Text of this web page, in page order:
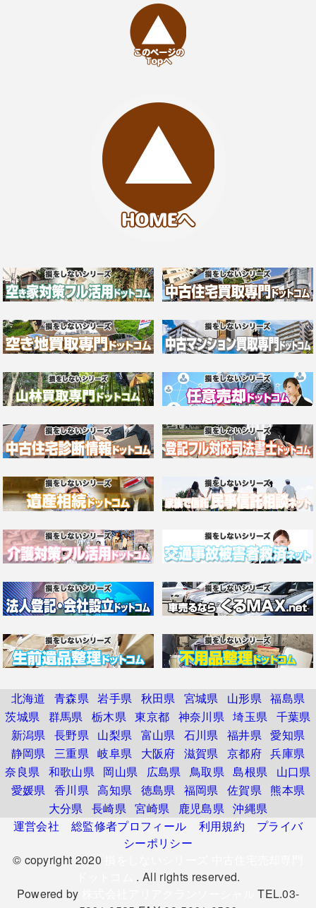
北海道 青森県 岩手県 秋田県 宮城県 山形県 福島県
茨城県 群馬県 栃木県 東京都 神奈川県 埼玉県 千葉県
新潟県 長野県 山梨県 富山県 石川県 福井県 愛知県
静岡県 三重県 岐阜県 大阪府 滋賀県 京都府 兵庫県
奈良県 和歌山県 岡山県 広島県 鳥取県 島根県
山口県
愛媛県 香川県 高知県 徳島県 福岡県 佐賀県 熊本県
大分県 長崎県 宮崎県 鹿児島県 沖縄県
運営会社
総監修者プロフィール 利用規約
プライバ
シーポリシー
© copyright 2020
. All rights reserved.
Powered by
TEL.03-